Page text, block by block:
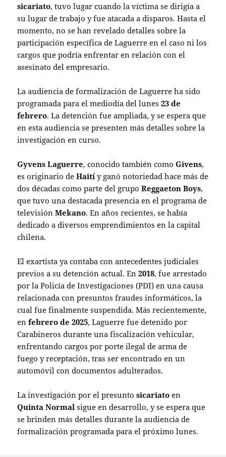
sicariato, tuvo lugar cuando la víctima se dirigía a
su lugar de trabajo y fue atacada a disparos. Hasta el
momento, no se han revelado detalles sobre la
participación específica de Laguerre en el caso ni los
cargos que podría enfrentar en relación con el
asesinato del empresario.
La audiencia de formalización de Laguerre ha sido
programada para el mediodía del lunes23 de
febrero. La detención fue ampliada, y se espera que
en esta audiencia se presenten más detalles sobre la
investigación en curso.
Gyvens Laguerre, conocido también comoGivens,
es originario deHaitíy ganó notoriedad hace más de
dos décadas como parte del grupoReggaeton Boys,
que tuvo una destacada presencia en el programa de
televisiónMekano. En años recientes, se había
dedicado a diversos emprendimientos en la capital
chilena.
El exartista ya contaba con antecedentes judiciales
previos a su detención actual. En2018, fue arrestado
por la Policía de Investigaciones (PDI) en una causa
relacionada con presuntos fraudes informáticos, la
cual fue finalmente suspendida. Más recientemente,
enfebrero de 2025, Laguerre fue detenido por
Carabineros durante una fiscalización vehicular,
enfrentando cargos por porte ilegal de arma de
fuego y receptación, tras ser encontrado en un
automóvil con documentos adulterados.
La investigación por el presuntosicariato en
Quinta Normal sigue en desarrollo, y se espera que
se brinden más detalles durante la audiencia de
formalización programada para el próximo lunes.